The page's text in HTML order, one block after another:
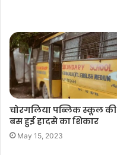
चोरगलिया पब्लिक स्कूल की
बस हुई हादसे का शिकार
May 15, 2023